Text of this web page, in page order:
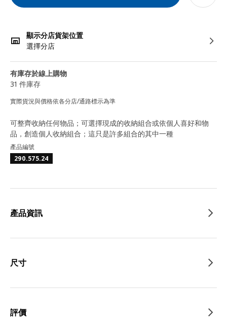
顯示分店貨架位置
選擇分店
有庫存於線上購物
31 件庫存
實際貨況與價格依各分店/通路標示為準
可整齊收納任何物品；可選擇現成的收納組合或依個人喜好和物
品，創造個人收納組合；這只是許多組合的其中一種
產品編號
290.575.24
產品資訊
尺寸
評價